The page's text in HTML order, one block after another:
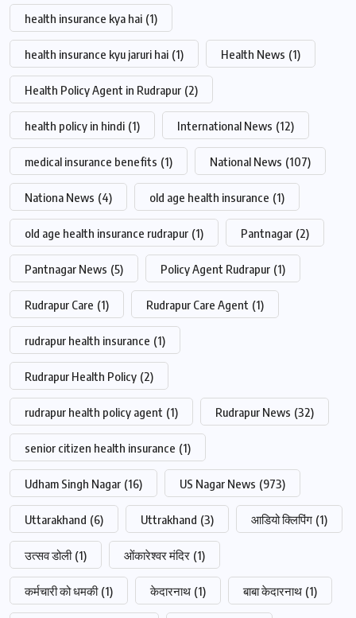
health insurance kya hai (1)
health insurance kyu jaruri hai (1) Health News (1)
Health Policy Agent in Rudrapur (2)
health policy in hindi (1) International News (12)
medical insurance benefits (1) National News (107)
Nationa News (4) old age health insurance (1)
old age health insurance rudrapur (1) Pantnagar (2)
Pantnagar News (5) Policy Agent Rudrapur (1)
Rudrapur Care (1) Rudrapur Care Agent (1)
rudrapur health insurance (1)
Rudrapur Health Policy (2)
rudrapur health policy agent (1) Rudrapur News (32)
senior citizen health insurance (1)
Udham Singh Nagar (16) US Nagar News (973)
Uttarakhand (6) Uttrakhand (3) आडियो क्लिपिंग (1)
उत्सव डोली (1) ओंकारेश्वर मंदिर (1)
कर्मचारी को धमकी (1) केदारनाथ (1) बाबा केदारनाथ (1)